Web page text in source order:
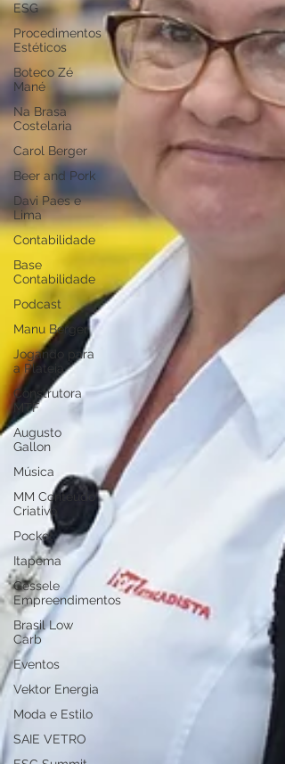
ESG
Procedimentos
Estéticos
Boteco Zé
Mané
Na Brasa
Costelaria
Carol Berger
Beer and Pork
Davi Paes e
Lima
Contabilidade
Base
Contabilidade
Podcast
Manu Berger
Jogando para
a Plateia
Construtora
MTF
Augusto
Gallon
Música
MM Conteúdo
Criativo
Pocket
Itapema
Gessele
Empreendimentos
Brasil Low
Carb
Eventos
Vektor Energia
Moda e Estilo
SAIE VETRO